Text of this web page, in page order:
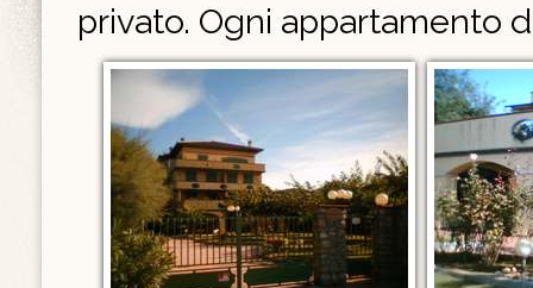
privato. Ogni appartamento